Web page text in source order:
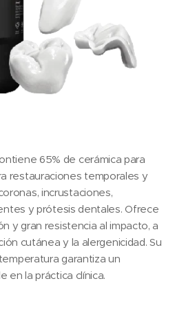
65% de cerámica para
restauraciones temporales y
incrustaciones,
y prótesis dentales. Ofrece
y gran resistencia al impacto, a
cutánea y la alergenicidad. Su
garantiza un
en la práctica clínica.